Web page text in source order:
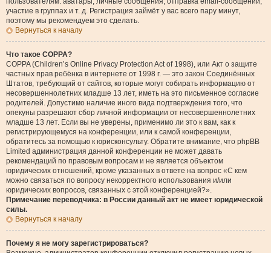
участие в группах и т. д. Регистрация займёт у вас всего пару минут,
поэтому мы рекомендуем это сделать.
Вернуться к началу
Что такое COPPA?
COPPA (Children’s Online Privacy Protection Act of 1998), или Акт о защите
частных прав ребёнка в интернете от 1998 г. — это закон Соединённых
Штатов, требующий от сайтов, которые могут собирать информацию от
несовершеннолетних младше 13 лет, иметь на это письменное согласие
родителей. Допустимо наличие иного вида подтверждения того, что
опекуны разрешают сбор личной информации от несовершеннолетних
младше 13 лет. Если вы не уверены, применимо ли это к вам, как к
регистрирующемуся на конференции, или к самой конференции,
обратитесь за помощью к юрисконсульту. Обратите внимание, что phpBB
Limited администрация данной конференции не может давать
рекомендаций по правовым вопросам и не является объектом
юридических отношений, кроме указанных в ответе на вопрос «С кем
можно связаться по вопросу некорректного использования и/или
юридических вопросов, связанных с этой конференцией?».
Примечание переводчика: в России данный акт не имеет юридической
силы.
Вернуться к началу
Почему я не могу зарегистрироваться?